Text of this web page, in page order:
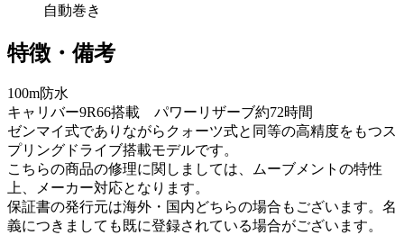
自動巻き
特徴・備考
100m防水
キャリバー9R66搭載 パワーリザーブ約72時間
ゼンマイ式でありながらクォーツ式と同等の高精度をもつス
プリングドライブ搭載モデルです。
こちらの商品の修理に関しましては、ムーブメントの特性
上、メーカー対応となります。
保証書の発行元は海外・国内どちらの場合もございます。名
義につきましても既に登録されている場合がございます。